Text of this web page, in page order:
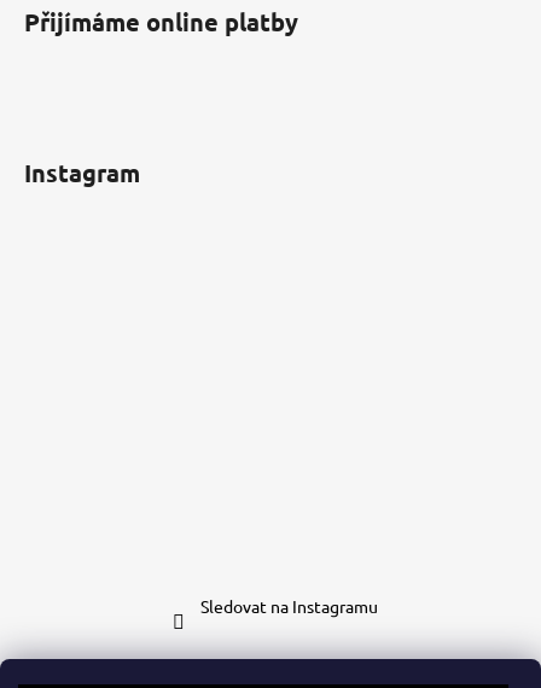
i
Přijímáme online platby
Instagram
Sledovat na Instagramu
Kontakt